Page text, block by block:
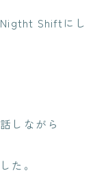
Shiftにし
しながら
た。